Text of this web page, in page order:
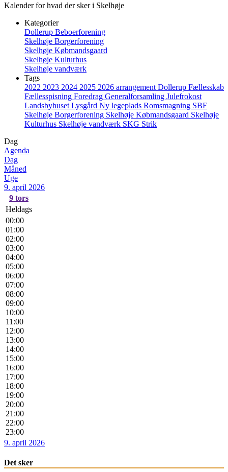
Kalender for hvad der sker i Skelhøje
Kategorier
Dollerup Beboerforening
Skelhøje Borgerforening
Skelhøje Købmandsgaard
Skelhøje Kulturhus
Skelhøje vandværk
Tags
2022 2023 2024 2025 2026 arrangement Dollerup Fællesskab
Fællesspisning Foredrag Generalforsamling Julefrokost
Landsbyhuset Lysgård Ny legeplads Romsmagning SBF
Skelhøje Borgerforening Skelhøje Købmandsgaard Skelhøje
Kulturhus Skelhøje vandværk SKG Strik
Dag
Agenda
Dag
Måned
Uge
9. april 2026
9 tors
Heldags
00:00
01:00
02:00
03:00
04:00
05:00
06:00
07:00
08:00
09:00
10:00
11:00
12:00
13:00
14:00
15:00
16:00
17:00
18:00
19:00
20:00
21:00
22:00
23:00
9. april 2026
Det sker